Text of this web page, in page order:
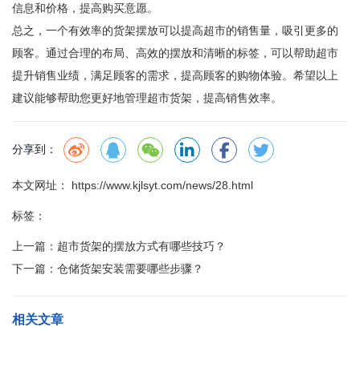
信息和价格，提高购买意愿。
总之，一个有效率的货架摆放可以提高超市的销售量，吸引更多的
顾客。通过合理的布局、高效的摆放和清晰的标签，可以帮助超市
提升销售业绩，满足顾客的需求，提高顾客的购物体验。希望以上
建议能够帮助您更好地管理超市货架，提高销售效率。
分享到：
本文网址： https://www.kjlsyt.com/news/28.html
标签：
上一篇： 超市货架的摆放方式有哪些技巧？
下一篇： 仓储货架安装需要哪些步骤？
相关文章